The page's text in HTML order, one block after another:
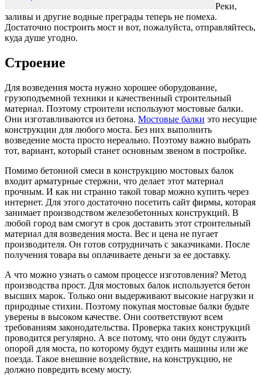
Реки,
заливы и другие водные преграды теперь не помеха.
Достаточно построить мост и вот, пожалуйста, отправляйтесь,
куда душе угодно.
Строение
Для возведения моста нужно хорошее оборудование,
грузоподъемной техники и качественный строительный
материал. Поэтому строители используют мостовые балки.
Они изготавливаются из бетона. Мостовые балки это несущие
конструкции для любого моста. Без них выполнить
возведение моста просто нереально. Поэтому важно выбрать
тот, вариант, который станет основным звеном в постройке.
Помимо бетонной смеси в конструкцию мостовых балок
входит арматурные стержни, что делает этот материал
прочным. И как ни странно такой товар можно купить через
интернет. Для этого достаточно посетить сайт фирмы, которая
занимает производством железобетонных конструкций. В
любой город вам смогут в срок доставить этот строительный
материал для возведения моста. Вес и цена не пугает
производителя. Он готов сотрудничать с заказчиками. После
получения товара вы оплачиваете деньги за ее доставку.
А что можно узнать о самом процессе изготовления? Метод
производства прост. Для мостовых балок используется бетон
высших марок. Только они выдерживают высокие нагрузки и
природные стихии. Поэтому покупая мостовые балки будьте
уверены в высоком качестве. Они соответствуют всем
требованиям законодательства. Проверка таких конструкций
проводится регулярно. А все потому, что они будут служить
опорой для моста, по которому будут ездить машины или же
поезда. Такое внешние воздействие, на конструкцию, не
должно повредить всему мосту.